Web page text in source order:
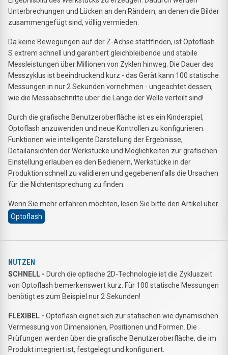
Unterbrechungen und Lücken an den Rändern, an denen die Bilder
zusammengefügt sind, völlig vermieden.
Da keine Bewegungen auf der Z-Achse stattfinden, ist Optoflash
S extrem schnell und garantiert gleichbleibende und stabile
Messleistungen über Millionen von Zyklen hinweg. Die Dauer des
Messzyklus ist beeindruckend kurz - das Gerät kann 100 statische
Messungen in nur 2 Sekunden vornehmen - ungeachtet dessen,
wie die Messabschnitte über die Länge der Welle verteilt sind!
Durch die grafische Benutzeroberfläche ist es ein Kinderspiel,
Optoflash anzuwenden und neue Kontrollen zu konfigurieren.
Funktionen wie intelligente Darstellung der Ergebnisse,
Detailansichten der Werkstücke und Möglichkeiten zur grafischen
Einstellung erlauben es den Bedienern, Werkstücke in der
Produktion schnell zu validieren und gegebenenfalls die Ursachen
für die Nichtentsprechung zu finden.
Wenn Sie mehr erfahren möchten, lesen Sie bitte den Artikel über
Optoflash
NUTZEN
SCHNELL - Durch die optische 2D-Technologie ist die Zykluszeit
von Optoflash bemerkenswert kurz. Für 100 statische Messungen
benötigt es zum Beispiel nur 2 Sekunden!
FLEXIBEL - Optoflash eignet sich zur statischen wie dynamischen
Vermessung von Dimensionen, Positionen und Formen. Die
Prüfungen werden über die grafische Benutzeroberfläche, die im
Produkt integriert ist, festgelegt und konfiguriert.